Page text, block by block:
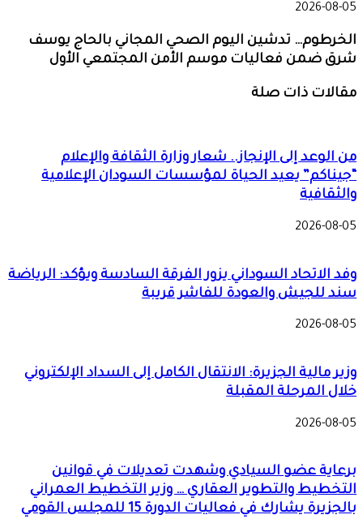
2026-08-05
الخرطوم… تدشين اليوم الصحي المجاني بالحاج يوسف
شرق ضمن فعاليات موسم الأمن المجتمعي الأول
مقالات ذات صلة
من الوعد إلى الإنجاز.. شعار وزارة الثقافة والإعلام
“جيناكم” يعيد الحياة لمؤسسات السودان الإعلامية
والثقافية
2026-08-05
وفد الاتحاد السوداني يزور الفرقة السادسة ويؤكد: الرياضة
سند للجيش والعودة للفاشر قريبة
2026-08-05
وزير مالية الجزيرة: الانتقال الكامل إلى السداد الإلكتروني
خلال المرحلة المقبلة
2026-08-05
برعاية عضو السيادي وشهدت تعديلات في قوانين
التخطيط والتطوير العقاري … وزير التخطيط العمراني
بالجزيرة يشارك في فعاليات الدورة 15 للمجلس القومي